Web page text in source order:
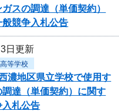
スの調達（単価契約）
般競争入札公告
日更新
等学校
濃地区県立学校で使用す
調達（単価契約）に関す
入札公告